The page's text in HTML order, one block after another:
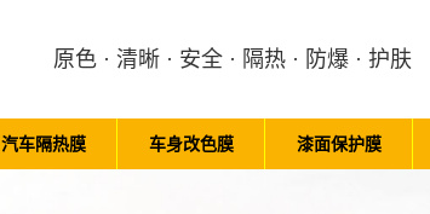
原色 · 清晰 · 安全 · 隔热 · 防爆 · 护肤
汽车隔热膜 车身改色膜 漆面保护膜